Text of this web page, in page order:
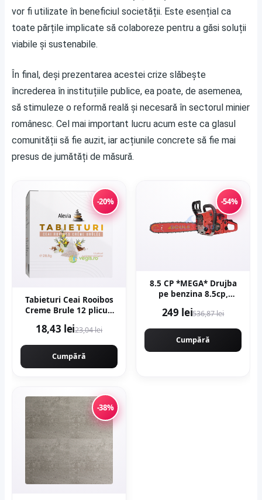
vor fi utilizate în beneficiul societății. Este esențial ca
toate părțile implicate să colaboreze pentru a găsi soluții
viabile și sustenabile.
În final, deși prezentarea acestei crize slăbește
încrederea în instituțiile publice, ea poate, de asemenea,
să stimuleze o reformă reală și necesară în sectorul minier
românesc. Cel mai important lucru acum este ca glasul
comunității să fie auzit, iar acțiunile concrete să fie mai
presus de jumătăți de măsură.
-20%
Tabieturi Ceai Rooibos
Creme Brule 12 plicuri
18,43 lei23,04 lei
Cumpără
-54%
8.5 CP *MEGA* Drujba
pe benzina 8.5cp,
400mm, MOTOYAMA
249 lei536,87 lei
Cumpără
-38%